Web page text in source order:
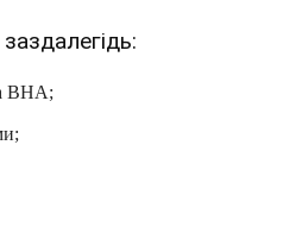
BHA;